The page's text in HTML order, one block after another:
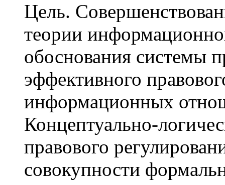
Цель.
теории
обоснования системы
эффективного
информационных
Концептуально-
правового
совокупности